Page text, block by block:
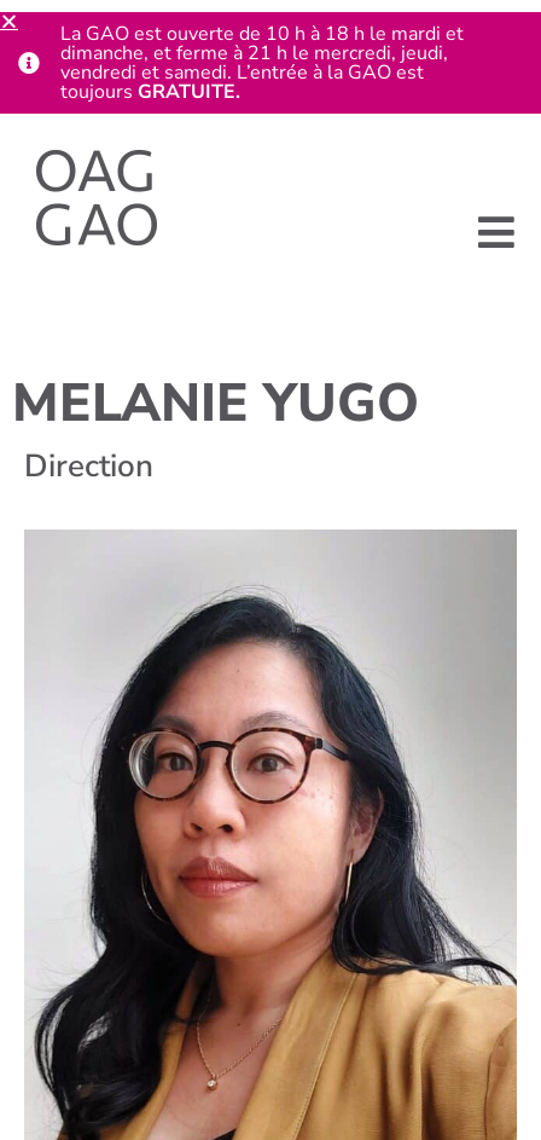
MELANIE YUGO
Direction
La GAO est ouverte de 10 h à 18 h le mardi et
dimanche, et ferme à 21 h le mercredi, jeudi,
vendredi et samedi. L’entrée à la GAO est
toujours GRATUITE.